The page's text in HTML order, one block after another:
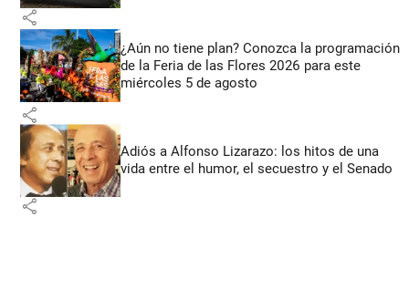
share
¿Aún no tiene plan? Conozca la programación
de la Feria de las Flores 2026 para este
miércoles 5 de agosto
share
Adiós a Alfonso Lizarazo: los hitos de una
vida entre el humor, el secuestro y el Senado
share